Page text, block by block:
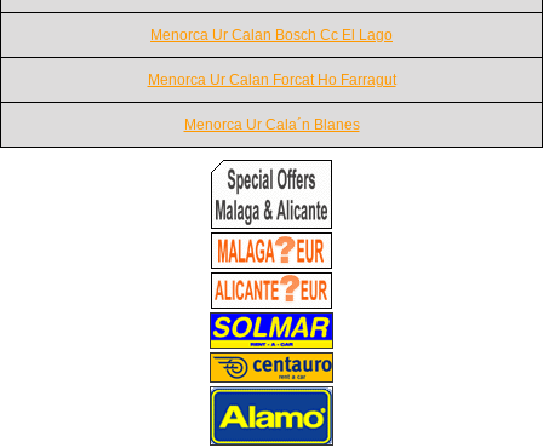
Menorca Ur Calan Bosch Cc El Lago
Menorca Ur Calan Forcat Ho Farragut
Menorca Ur Cala´n Blanes